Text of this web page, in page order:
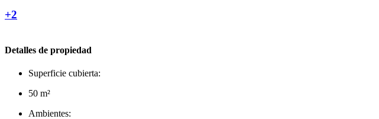
+2
Detalles de propiedad
Superficie cubierta:
50 m²
Ambientes: